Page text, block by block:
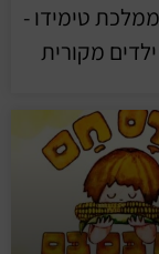
טימידו -
מקורית